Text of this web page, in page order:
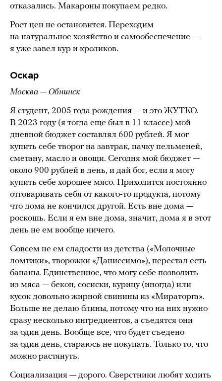
отказались. Макароны покупаем редко.
Рост цен не остановится. Переходим
на натуральное хозяйство и самообеспечение —
я уже завел кур и кроликов.
Оскар
Москва — Обнинск
Я студент, 2005 года рождения — и это ЖУТКО.
В 2023 году (я тогда еще был в 11 классе) мой
дневной бюджет составлял 600 рублей. Я мог
купить себе творог на завтрак, пачку пельменей,
сметану, масло и овощи. Сегодня мой бюджет —
около 900 рублей в день, и дай бог, если я могу
купить себе хорошее мясо. Приходится постоянно
отговаривать себя от какого-то продукта, потому
что дома не кончился другой. Есть вне дома —
роскошь. Если я ем вне дома, значит, дома я в этот
день не ем вообще ничего.
Совсем не ем сладости из детства («Молочные
ломтики», творожки «Даниссимо»), перестал есть
бананы. Единственное, что могу себе позволить
из мяса — бекон, сосиски, курицу (иногда) или
кусок довольно жирной свинины из «Мираторга».
Больше не делаю блины, потому что на них нужно
сразу несколько ингредиентов, а съедятся они
за один день. Вообще все, что будет съедено
за один день, стараюсь не покупать. Только то, что
можно растянуть.
Социализация — дорого. Сверстники любят ходить